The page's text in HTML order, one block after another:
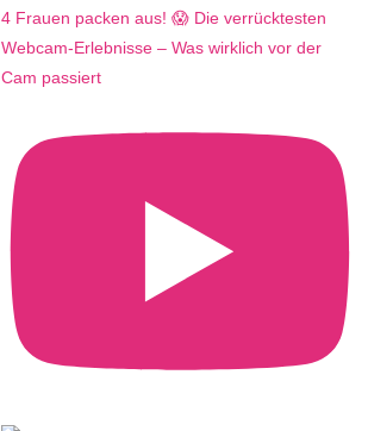
4 Frauen packen aus! 😱 Die verrücktesten
Webcam-Erlebnisse – Was wirklich vor der
Cam passiert